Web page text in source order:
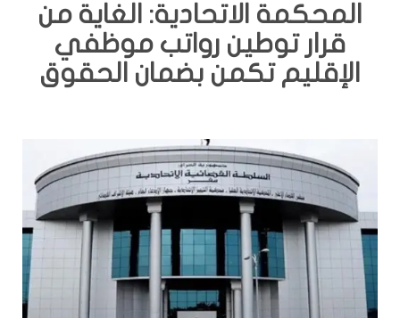
المحكمة الاتحادية: الغاية من
قرار توطين رواتب موظفي
الإقليم تكمن بضمان الحقوق